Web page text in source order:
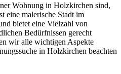
Wohnung in Holzkirchen sind,
eine malerische Stadt im
bietet eine Vielzahl von
Bedürfnissen gerecht
wir alle wichtigen Aspekte
in Holzkirchen beachten